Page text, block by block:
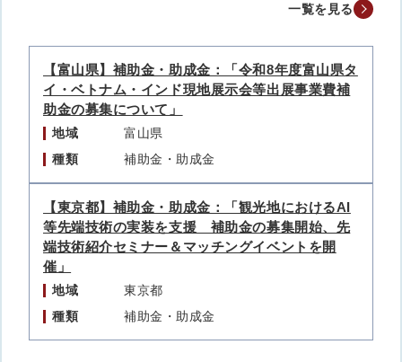
一覧を見る
【富山県】補助金・助成金：「令和8年度富山県タ
イ・ベトナム・インド現地展示会等出展事業費補
助金の募集について」
地域
富山県
種類
補助金・助成金
【東京都】補助金・助成金：「観光地におけるAI
等先端技術の実装を支援 補助金の募集開始、先
端技術紹介セミナー＆マッチングイベントを開
催」
地域
東京都
種類
補助金・助成金